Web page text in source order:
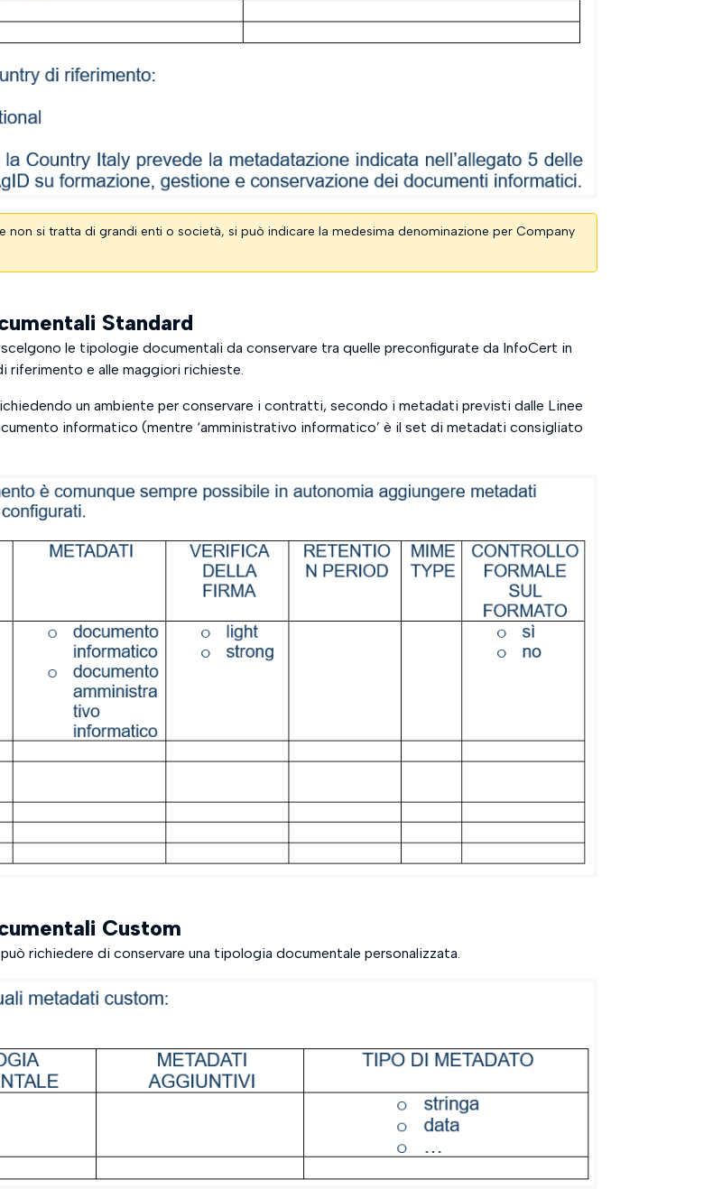
non si tratta di grandi enti o società, si può indicare la medesima denominazione per Company
Standard
le tipologie documentali da conservare tra quelle preconfigurate da InfoCert in
riferimento e alle maggiori richieste.
un ambiente per conservare i contratti, secondo i metadati previsti dalle Linee
informatico (mentre ‘amministrativo informatico’ è il set di metadati consigliato
Custom
richiedere di conservare una tipologia documentale personalizzata.